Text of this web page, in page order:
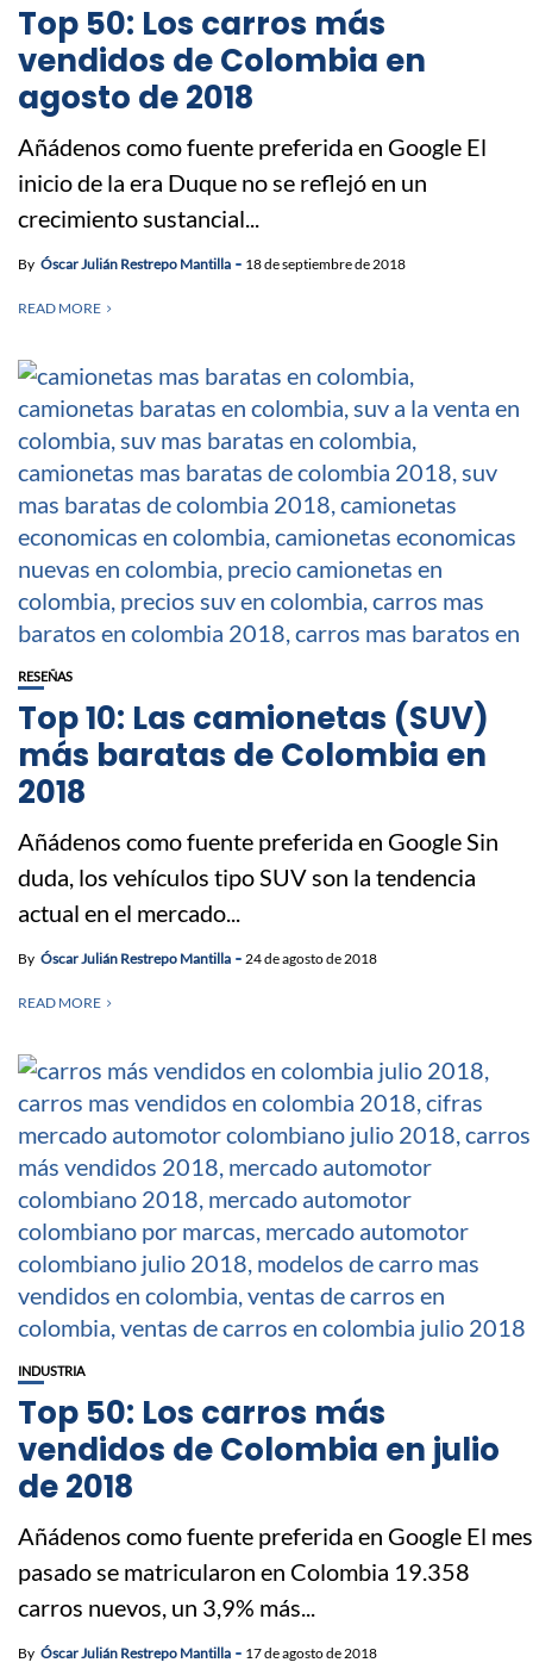
Top 50: Los carros más
vendidos de Colombia en
agosto de 2018
Añádenos como fuente preferida en Google El
inicio de la era Duque no se reflejó en un
crecimiento sustancial...
By Óscar Julián Restrepo Mantilla 18 de septiembre de 2018
READ MORE
RESEÑAS
Top 10: Las camionetas (SUV)
más baratas de Colombia en
2018
Añádenos como fuente preferida en Google Sin
duda, los vehículos tipo SUV son la tendencia
actual en el mercado...
By Óscar Julián Restrepo Mantilla 24 de agosto de 2018
READ MORE
INDUSTRIA
Top 50: Los carros más
vendidos de Colombia en julio
de 2018
Añádenos como fuente preferida en Google El mes
pasado se matricularon en Colombia 19.358
carros nuevos, un 3,9% más...
By Óscar Julián Restrepo Mantilla 17 de agosto de 2018